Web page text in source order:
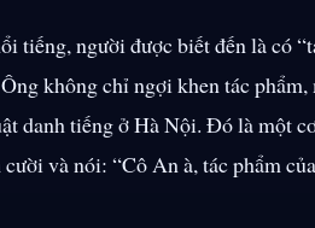
tiếng, người được biết đến là có
không chỉ ngợi khen tác
danh tiếng ở Hà Nội. Đó là một
và nói: “Cô An à, tác phẩm